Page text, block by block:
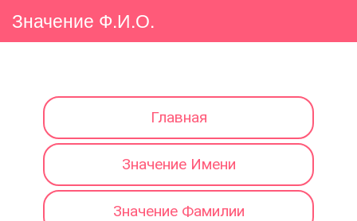
Значение Ф.И.О.
Главная
Значение Имени
Значение Фамилии